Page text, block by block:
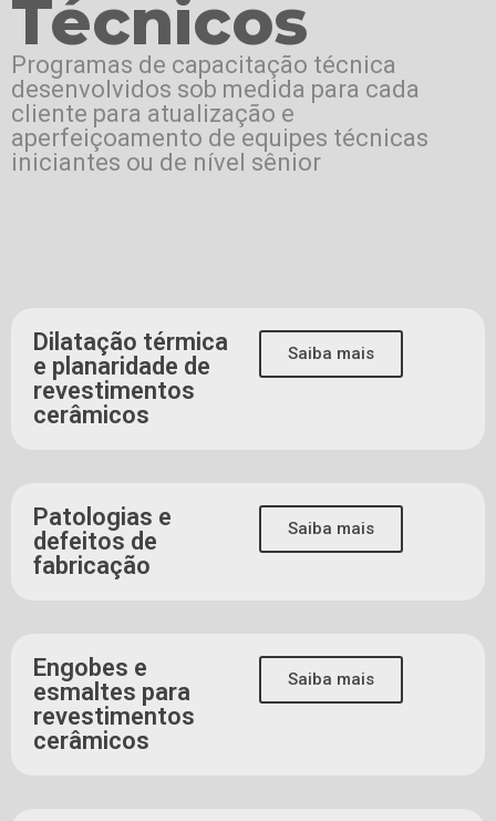
Técnicos
Programas de capacitação técnica
desenvolvidos sob medida para cada
cliente para atualização e
aperfeiçoamento de equipes técnicas
iniciantes ou de nível sênior
Dilatação térmica
e planaridade de
revestimentos
cerâmicos
Saiba mais
Patologias e
defeitos de
fabricação
Saiba mais
Engobes e
esmaltes para
revestimentos
cerâmicos
Saiba mais